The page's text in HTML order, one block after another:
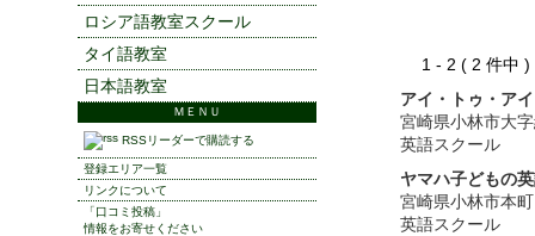
1 - 2 ( 2 件
アイ・トゥ・ア
宮崎県小林市大
英語スクール
ヤマハ子どもの
宮崎県小林市本
英語スクール
ロシア語教室スクール
タイ語教室
日本語教室
ＭＥＮＵ
RSSリーダーで購読する
登録エリア一覧
リンクについて
「口コミ投稿」
情報をお寄せください